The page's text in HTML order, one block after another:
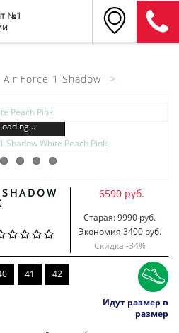
№1
Air Force 1 Shadow
6590 руб.
Старая:9990 руб.
Экономия 3400 руб.
Скидка -34%
41 42
Идут размер в
размер